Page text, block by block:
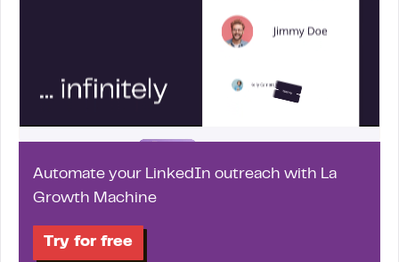
Automate your LinkedIn outreach with La
Growth Machine
Try for free